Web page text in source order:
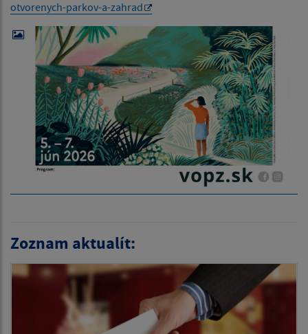
otvorenych-parkov-a-zahrad
Zoznam aktualít: